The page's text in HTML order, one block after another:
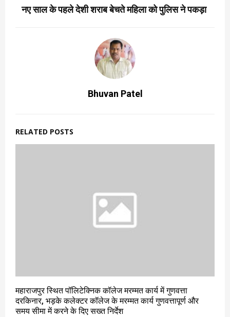
नए साल के पहले देशी शराब बेचते महिला को पुलिस ने पकड़ा
Bhuvan Patel
RELATED POSTS
महाराजपुर स्थित पॉलिटेक्निक कॉलेज मरम्मत कार्य में गुणवत्ता
दरकिनार, भड़के कलेक्टर कॉलेज के मरम्मत कार्य गुणवत्तापूर्ण और
समय सीमा में करने के दिए सख्त निर्देश